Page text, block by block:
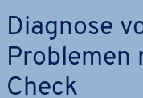
Diagnose
Problemen
Check